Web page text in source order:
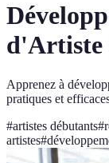
d'Artiste
Apprenez à
pratiques et
#artistes débutants#
artistes#